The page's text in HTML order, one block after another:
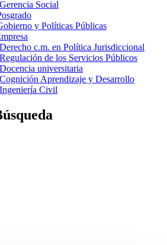
Social
y Políticas Públicas
c.m. en Política Jurisdiccional
de los Servicios Públicos
universitaria
Aprendizaje y Desarrollo
Civil